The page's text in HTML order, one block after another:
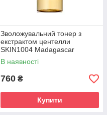
Зволожувальний тонер з
екстрактом центелли
SKIN1004 Madagascar
Centella Toning Toner 210ml
В наявності
760 ₴
Купити